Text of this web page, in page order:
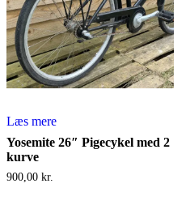
Læs mere
Yosemite 26″ Pigecykel med 2
kurve
900,00 kr.